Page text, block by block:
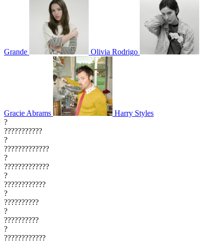
Grande Olivia Rodrigo
Gracie Abrams
Harry Styles
?
???????????
?
?????????????
?
?????????????
?
????????????
?
??????????
?
??????????
?
????????????